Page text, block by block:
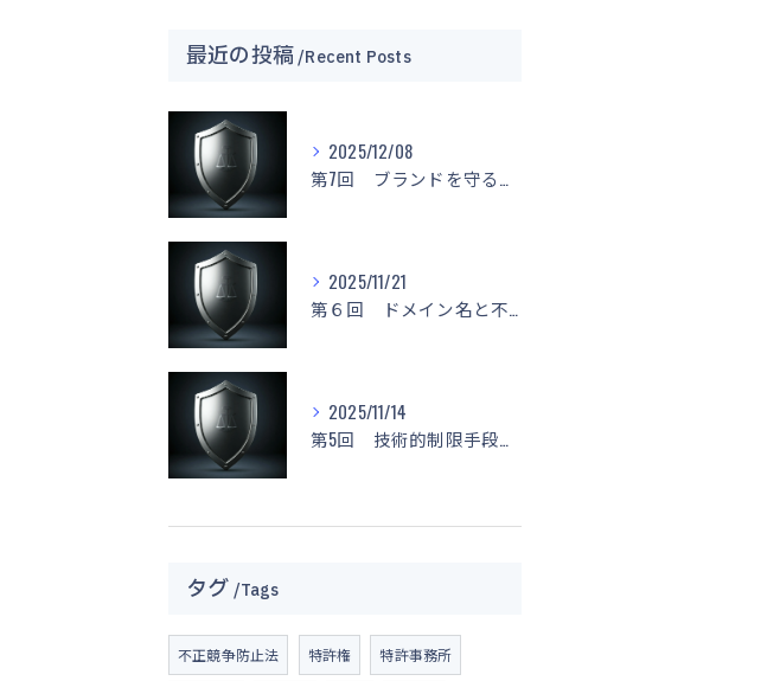
最近の投稿 Recent Posts
2025/12/08
第7回 ブランドを守る！「名前もデザインもマネしないで！」
2025/11/21
第６回 ドメイン名と不正競争防止法
2025/11/14
第5回 技術的制限手段に関する侵害と対応策
タグ Tags
不正競争防止法 特許権 特許事務所